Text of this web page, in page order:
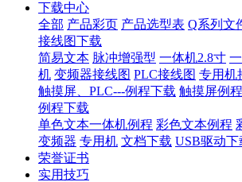
下载中心
全部 产品彩页 产品选型表 Q系列文
接线图下载
简易文本 脉冲增强型 一体机2.8寸
机 变频器接线图 PLC接线图 专用机
触摸屏、PLC---例程下载 触摸屏例
例程下载
单色文本一体机例程 彩色文本例程
变频器 专用机 文档下载 USB驱动下
荣誉证书
实用技巧